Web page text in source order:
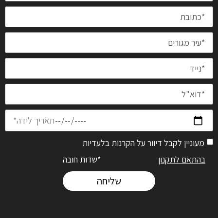
מעוניין לקבל דיוור על הקרנות בלעדיות
בהתאם לתקנון
*שדות חובה
שליחה